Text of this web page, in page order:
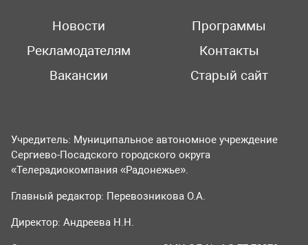
Новости
Программы
Рекламодателям
Контакты
Вакансии
Старый сайт
Учредитель: Муниципальное автономное учреждение
Сергиево-Посадского городского округа
«Телерадиокомпания «Радонежье».
Главный редактор: Перевозникова О.А.
Директор: Андреева Н.Н.